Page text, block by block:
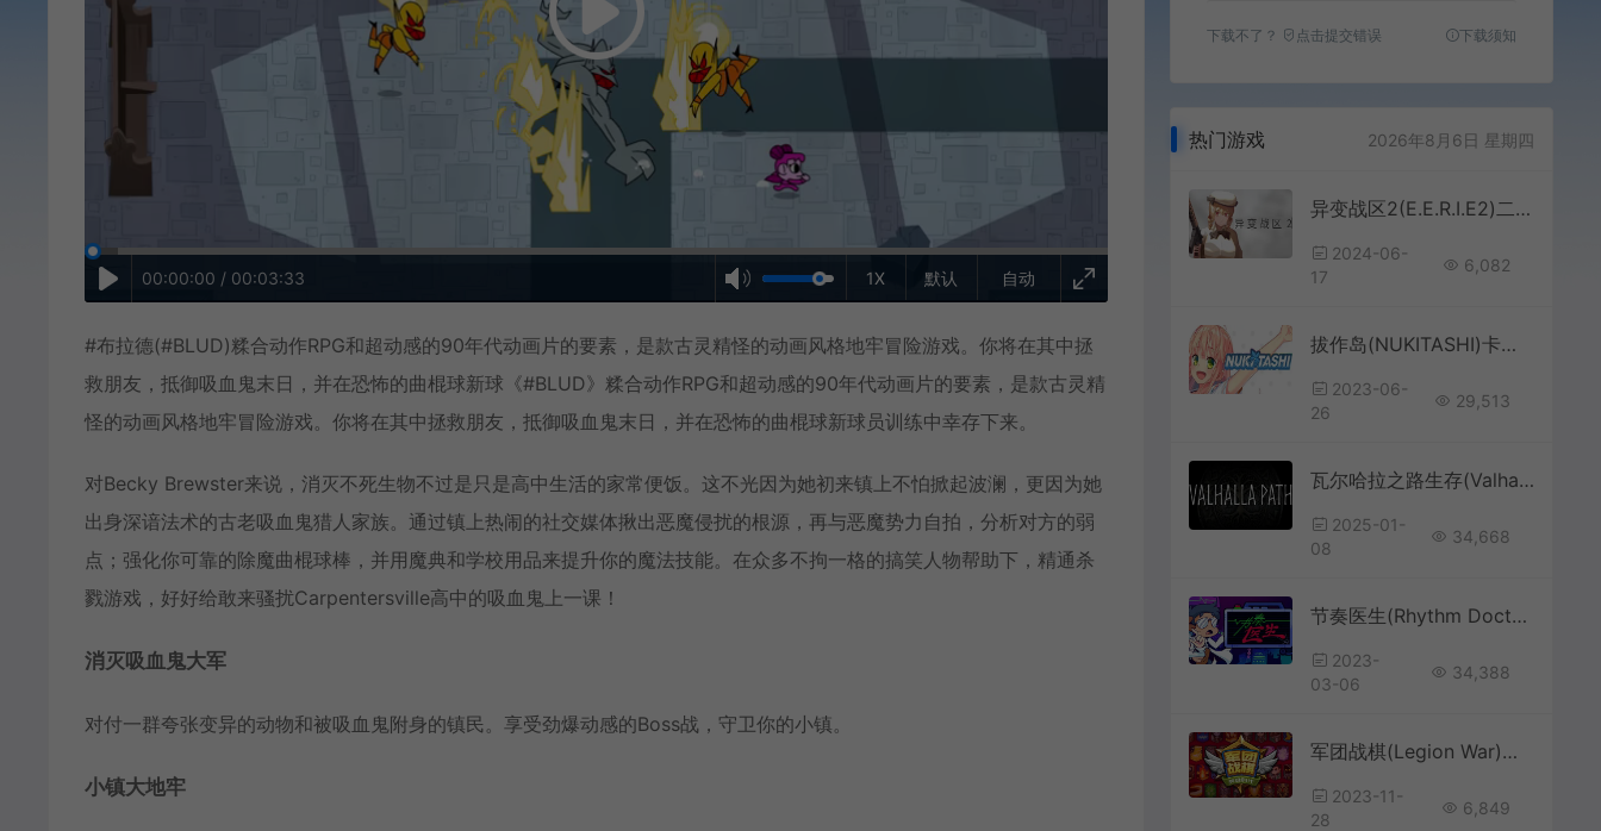
自动
1X 默认
00:00:00 / 00:03:33
#布拉德(#BLUD)糅合动作RPG和超动感的90年代动画片的要素，是款古灵精怪的动画风格地牢冒险游戏。你将在其中拯
救朋友，抵御吸血鬼末日，并在恐怖的曲棍球新球《#BLUD》糅合动作RPG和超动感的90年代动画片的要素，是款古灵精
怪的动画风格地牢冒险游戏。你将在其中拯救朋友，抵御吸血鬼末日，并在恐怖的曲棍球新球员训练中幸存下来。
对Becky Brewster来说，消灭不死生物不过是只是高中生活的家常便饭。这不光因为她初来镇上不怕掀起波澜，更因为她
出身深谙法术的古老吸血鬼猎人家族。通过镇上热闹的社交媒体揪出恶魔侵扰的根源，再与恶魔势力自拍，分析对方的弱
点；强化你可靠的除魔曲棍球棒，并用魔典和学校用品来提升你的魔法技能。在众多不拘一格的搞笑人物帮助下，精通杀
戮游戏，好好给敢来骚扰Carpentersville高中的吸血鬼上一课！
消灭吸血鬼大军
对付一群夸张变异的动物和被吸血鬼附身的镇民。享受劲爆动感的Boss战，守卫你的小镇。
小镇大地牢
下载不了？ 点击提交错误 下载须知
热门游戏 2026年8月6日 星期四
异变战区2(E.E.R.I.E2)二次元第一人称战术射击游戏|下载
2024-06-
17
6,082
拔作岛(NUKITASHI)卡通美少女视觉小说游戏|下载
2023-06-
26
29,513
瓦尔哈拉之路生存(Valhalla Path: Survival)开放世界生存RPG游戏|下载
2025-01-
08
34,668
节奏医生(Rhythm Doctor)休闲单键音乐节奏游戏|下载
2023-
03-06
34,388
军团战棋(Legion War)简中|PC|魔幻风格4X策略战棋游戏
2023-11-
28
6,849